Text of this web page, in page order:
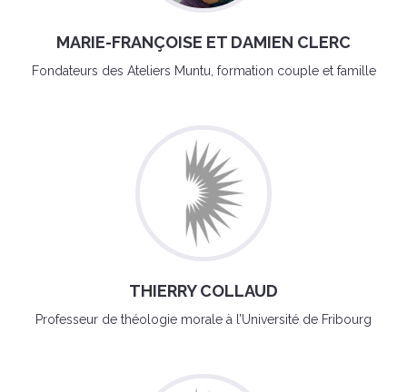
MARIE-FRANÇOISE ET DAMIEN CLERC
Fondateurs des Ateliers Muntu, formation couple et famille
THIERRY COLLAUD
Professeur de théologie morale à l’Université de Fribourg